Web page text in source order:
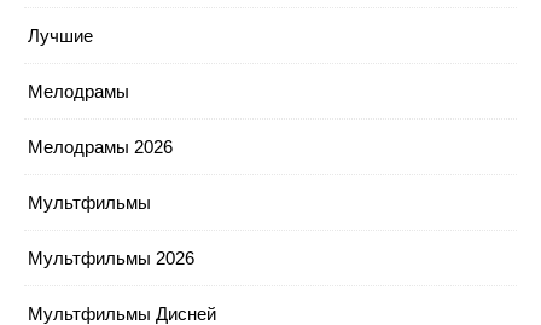
Лучшие
Мелодрамы
Мелодрамы 2026
Мультфильмы
Мультфильмы 2026
Мультфильмы Дисней